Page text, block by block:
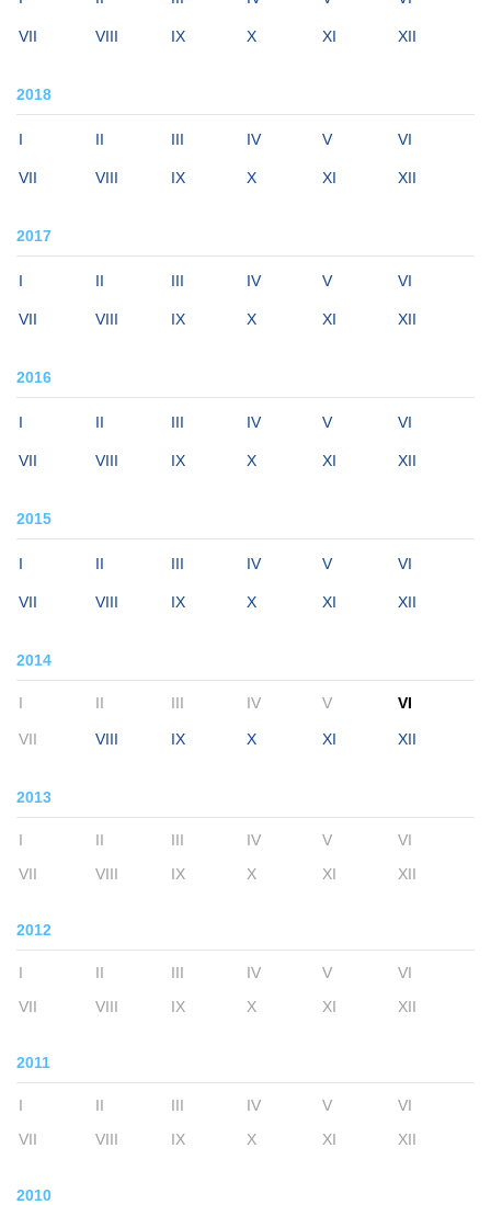
VII VIII IX X XI XII
2018
I II III IV V VI
VII VIII IX X XI XII
2017
I II III IV V VI
VII VIII IX X XI XII
2016
I II III IV V VI
VII VIII IX X XI XII
2015
I II III IV V VI
VII VIII IX X XI XII
2014
I II III IV V VI
VII VIII IX X XI XII
2013
I II III IV V
VI
VII
VIII IX X XI XII
2012
I II III IV V
VI
VII
VIII IX X XI XII
2011
I II III IV V
VI
VII
VIII IX X XI XII
2010